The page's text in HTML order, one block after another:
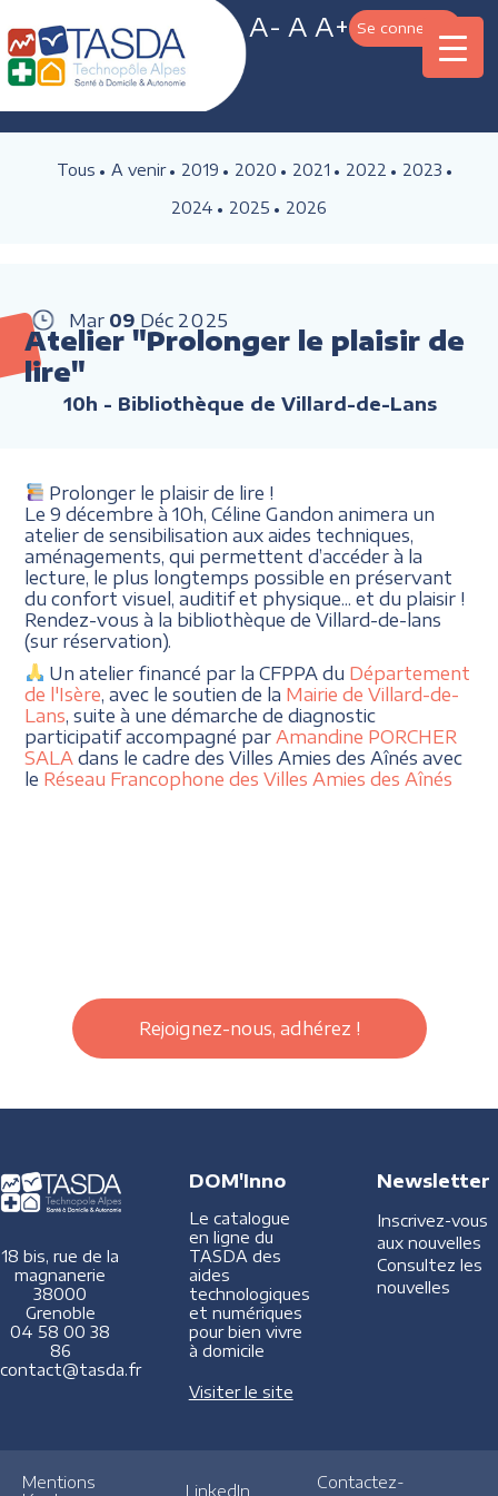
A- A A+ Se connecter
Tous A venir 2019 2020 2021 2022
2023
2024
2025 2026
Mar 09 Déc 2025
Atelier "Prolonger le plaisir de
lire"
10h - Bibliothèque de Villard-de-Lans
Prolonger le plaisir de lire !
Le 9 décembre à 10h, Céline Gandon animera un
atelier de sensibilisation aux aides techniques,
aménagements, qui permettent d’accéder à la
lecture, le plus longtemps possible en préservant
du confort visuel, auditif et physique... et du plaisir !
Rendez-vous à la bibliothèque de Villard-de-lans
(sur réservation).
Un atelier financé par la CFPPA du Département
de l'Isère , avec le soutien de la Mairie de Villard-de-
Lans , suite à une démarche de diagnostic
participatif accompagné par Amandine PORCHER
SALA dans le cadre des Villes Amies des Aînés avec
le Réseau Francophone des Villes Amies des Aînés
Rejoignez-nous, adhérez !
18 bis, rue de la
magnanerie
38000
Grenoble
04 58 00 38
86
contact@tasda.fr
DOM'Inno
Le catalogue
en ligne du
TASDA des
aides
technologiques
et numériques
pour bien vivre
à domicile
Visiter le site
Newsletter
Inscrivez-vous
aux nouvelles
Consultez les
nouvelles
Mentions
LinkedIn
Contactez-